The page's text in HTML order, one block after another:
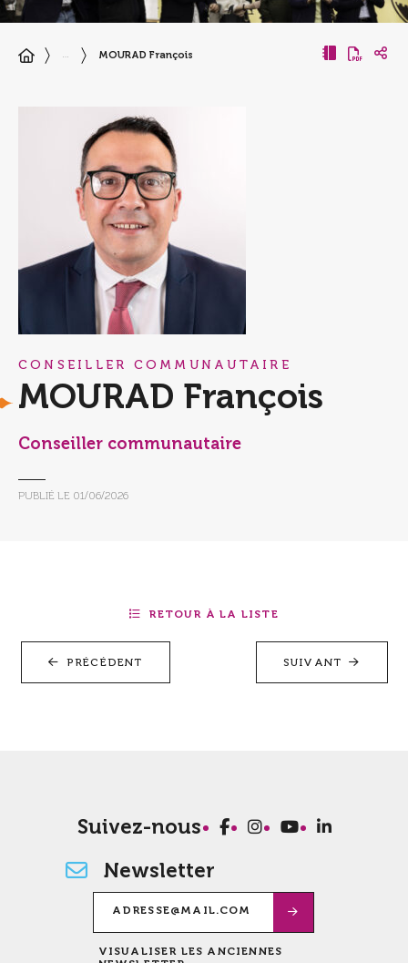
… MOURAD François
CONSEILLER COMMUNAUTAIRE
MOURAD François
Conseiller communautaire
PUBLIÉ LE 01/06/2026
PRÉCÉDENT
RETOUR À LA LISTE
SUIVANT
Suivez-nous
Newsletter
VISUALISER LES ANCIENNES